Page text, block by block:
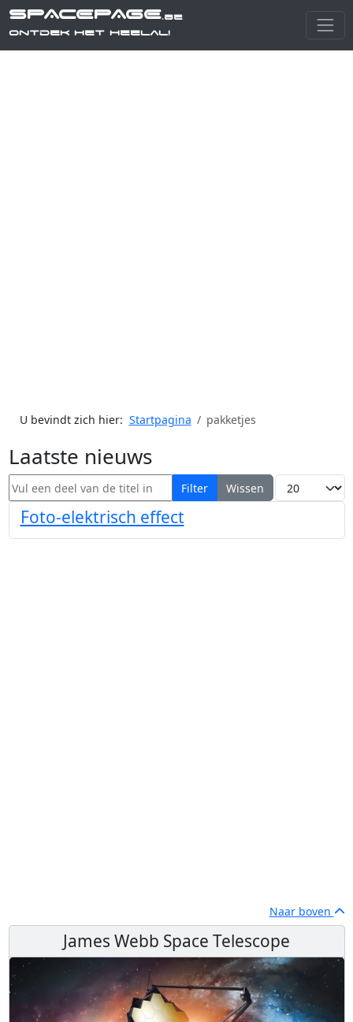
SPACEPAGE.be
Ontdek het heelal!
U bevindt zich hier: Startpagina pakketjes
Laatste nieuws
Vul een deel van de titel in Filter Wissen Toon #
Foto-elektrisch effect
Naar boven
James Webb Space Telescope